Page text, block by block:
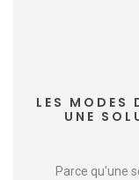
LES MODES
UNE
Parce qu'une